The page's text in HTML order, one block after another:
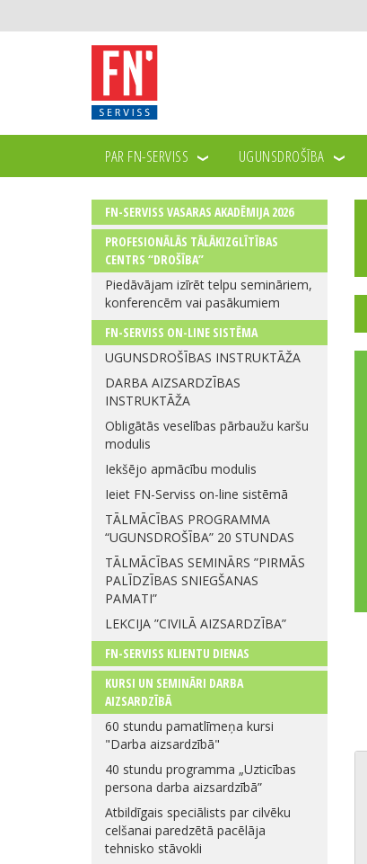
PAR FN-SERVISS UGUNSDROŠĪBA
FN-SERVISS VASARAS AKADĒMIJA 2026
PROFESIONĀLĀS TĀLĀKIZGLĪTĪBAS
CENTRS “DROŠĪBA”
Piedāvājam izīrēt telpu semināriem,
konferencēm vai pasākumiem
FN-SERVISS ON-LINE SISTĒMA
UGUNSDROŠĪBAS INSTRUKTĀŽA
DARBA AIZSARDZĪBAS
INSTRUKTĀŽA
Obligātās veselības pārbaužu karšu
modulis
Iekšējo apmācību modulis
Ieiet FN-Serviss on-line sistēmā
TĀLMĀCĪBAS PROGRAMMA
“UGUNSDROŠĪBA” 20 STUNDAS
TĀLMĀCĪBAS SEMINĀRS ”PIRMĀS
PALĪDZĪBAS SNIEGŠANAS
PAMATI”
LEKCIJA ”CIVILĀ AIZSARDZĪBA”
FN-SERVISS KLIENTU DIENAS
KURSI UN SEMINĀRI DARBA
AIZSARDZĪBĀ
60 stundu pamatlīmeņa kursi
"Darba aizsardzībā"
40 stundu programma „Uzticības
persona darba aizsardzībā”
Atbildīgais speciālists par cilvēku
celšanai paredzētā pacēlāja
tehnisko stāvokli